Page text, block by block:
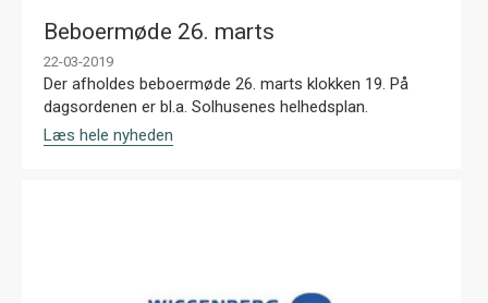
Beboermøde 26. marts
22-03-2019
Der afholdes beboermøde 26. marts klokken 19. På
dagsordenen er bl.a. Solhusenes helhedsplan.
Læs hele nyheden